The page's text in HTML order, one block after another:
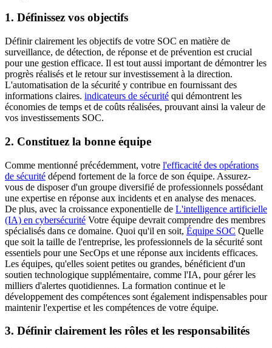
1. Définissez vos objectifs
Définir clairement les objectifs de votre SOC en matière de
surveillance, de détection, de réponse et de prévention est crucial
pour une gestion efficace. Il est tout aussi important de démontrer les
progrès réalisés et le retour sur investissement à la direction.
L'automatisation de la sécurité y contribue en fournissant des
informations claires. indicateurs de sécurité qui démontrent les
économies de temps et de coûts réalisées, prouvant ainsi la valeur de
vos investissements SOC.
2. Constituez la bonne équipe
Comme mentionné précédemment, votre l'efficacité des opérations
de sécurité dépend fortement de la force de son équipe. Assurez-
vous de disposer d'un groupe diversifié de professionnels possédant
une expertise en réponse aux incidents et en analyse des menaces.
De plus, avec la croissance exponentielle de L'intelligence artificielle
(IA) en cybersécurité Votre équipe devrait comprendre des membres
spécialisés dans ce domaine. Quoi qu'il en soit, Équipe SOC Quelle
que soit la taille de l'entreprise, les professionnels de la sécurité sont
essentiels pour une SecOps et une réponse aux incidents efficaces.
Les équipes, qu'elles soient petites ou grandes, bénéficient d'un
soutien technologique supplémentaire, comme l'IA, pour gérer les
milliers d'alertes quotidiennes. La formation continue et le
développement des compétences sont également indispensables pour
maintenir l'expertise et les compétences de votre équipe.
3. Définir clairement les rôles et les responsabilités